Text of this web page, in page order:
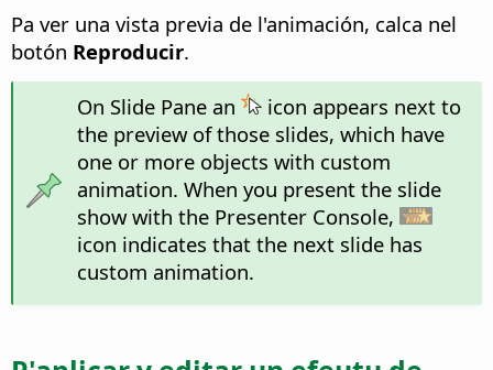
Pa ver una vista previa de l'animación, calca nel
botón Reproducir.
On Slide Pane an
icon appears next to
the preview of those slides, which have
one or more objects with custom
animation. When you present the slide
show with the Presenter Console,
icon indicates that the next slide has
custom animation.